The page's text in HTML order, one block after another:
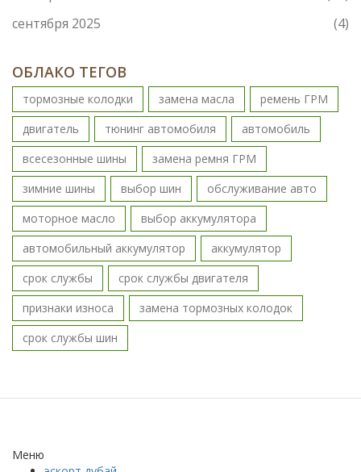
сентября 2025
(4)
ОБЛАКО ТЕГОВ
тормозные колодки замена масла
ремень ГРМ
двигатель
тюнинг автомобиля
автомобиль
всесезонные шины
замена ремня ГРМ
зимние шины
выбор шин
обслуживание авто
моторное масло
выбор аккумулятора
автомобильный аккумулятор
аккумулятор
срок службы
срок службы двигателя
признаки износа
замена тормозных колодок
срок службы шин
Меню